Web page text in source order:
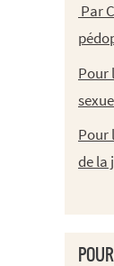
Par
Pour
Pour
de la